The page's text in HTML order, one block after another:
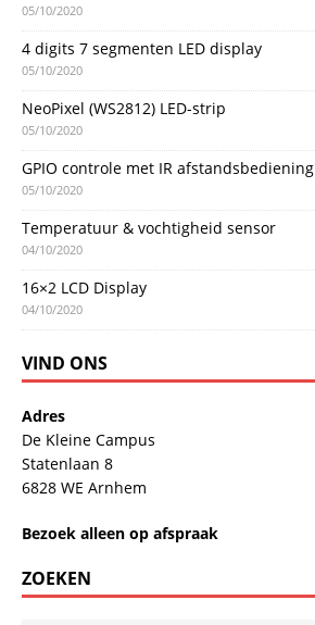
05/10/2020
4 digits 7 segmenten LED display
05/10/2020
NeoPixel (WS2812) LED-strip
05/10/2020
GPIO controle met IR afstandsbediening
05/10/2020
Temperatuur & vochtigheid sensor
04/10/2020
16×2 LCD Display
04/10/2020
VIND ONS
Adres
De Kleine Campus
Statenlaan 8
6828 WE Arnhem
Bezoek alleen op afspraak
ZOEKEN